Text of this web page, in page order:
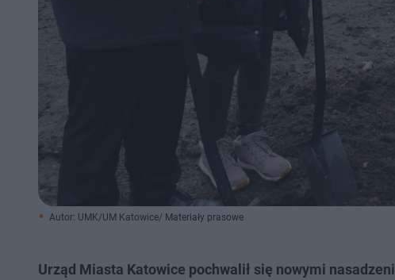
Autor: UMK/UM Katowice/ Materiały prasowe
Urząd Miasta Katowice pochwalił się nowymi